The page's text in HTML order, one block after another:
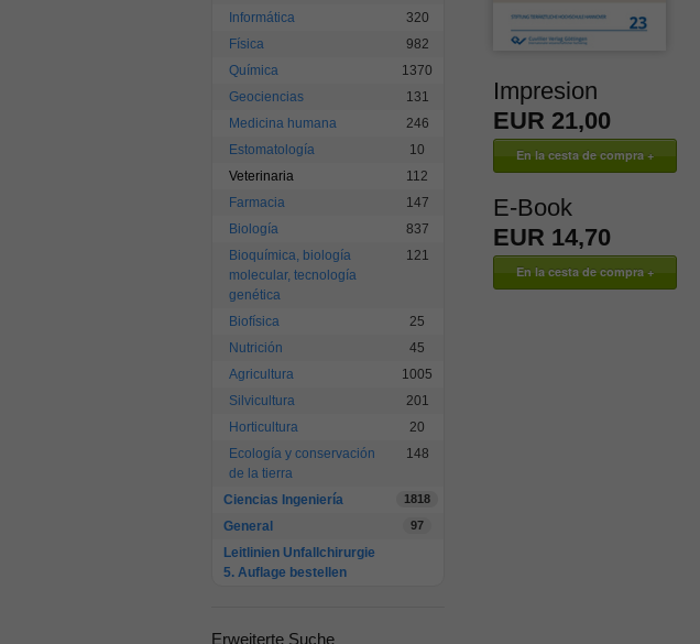
Informática
320
Física
982
Química
1370
Geociencias
131
Medicina humana
246
Estomatología
10
Veterinaria
112
Farmacia
147
Biología
837
Bioquímica, biología
molecular, tecnología
genética
121
Biofísica
25
Nutrición
45
Agricultura
1005
Silvicultura
201
Horticultura
20
Ecología y conservación
de la tierra
148
Ciencias Ingeniería 1818
General 97
Leitlinien Unfallchirurgie
5. Auflage bestellen
Erweiterte Suche
Impresion
EUR 21,00
E-Book
EUR 14,70